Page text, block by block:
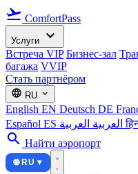
flight_takeoff ComfortPass
Услуги expand_more
Встреча VIP Бизнес-зал
багажа VVIP
Стать партнёром
language RU expand_more
English EN Deutsch DE
Español ES العربية العربية
search Найти аэропорт
🌐 RU ▾